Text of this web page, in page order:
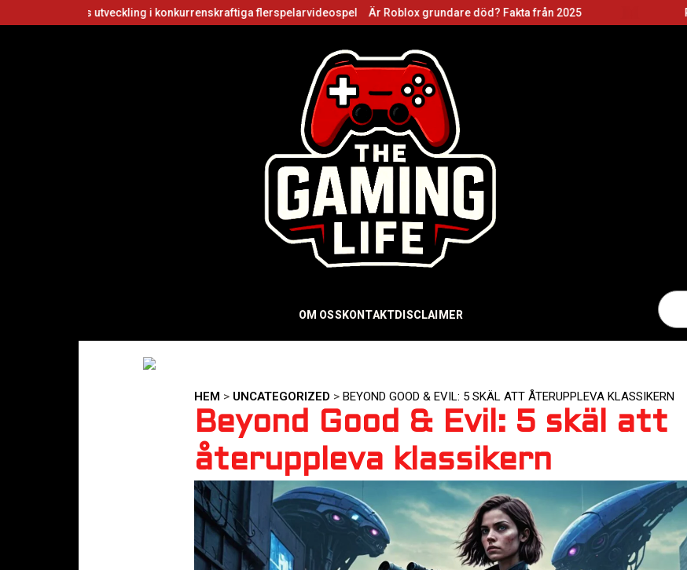
utveckling i konkurrenskraftiga flerspelarvideospel Är Roblox grundare död? Fakta från 2025 Roblox
OM OSS KONTAKTDISCLAIMER
HEM > UNCATEGORIZED > BEYOND GOOD & EVIL: 5 SKÄL ATT ÅTERUPPLEVA KLASSIKERN
Beyond Good & Evil: 5 skäl att
återuppleva klassikern